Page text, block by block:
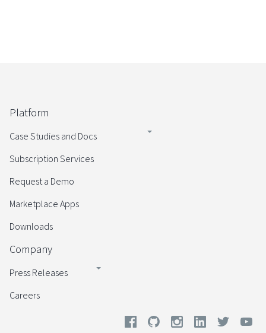
Platform
Case Studies and Docs
Subscription Services
Request a Demo
Marketplace Apps
Downloads
Company
Press Releases
Careers